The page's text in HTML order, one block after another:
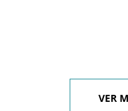
VER